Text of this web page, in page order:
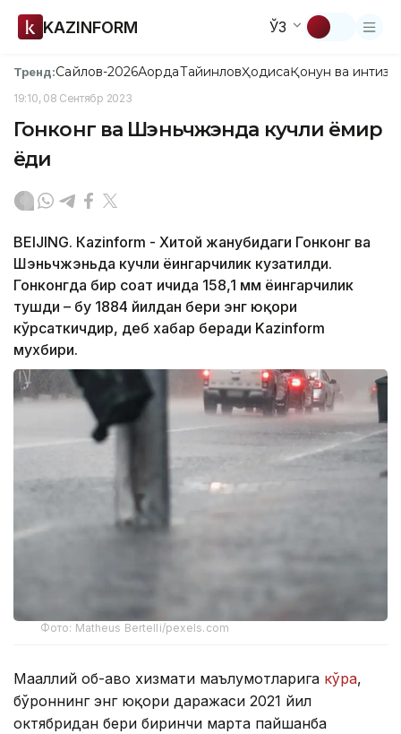
KAZINFORM ЎЗ
Тренд:Сайлов-2026АқордаТайинловҲодисаҚонун ва
19:10, 08 Сентябр 2023
Гонконг ва Шэньчжэнда кучли ёмғир
ёғди
BEIJING. Кazinform - Хитой жанубидаги Гонконг ва
Шэньчжэньда кучли ёғингарчилик кузатилди.
Гонконгда бир соат ичида 158,1 мм ёғингарчилик
тушди – бу 1884 йилдан бери энг юқори
кўрсаткичдир, деб хабар беради Kazinform
мухбири.
Фото: Matheus Bertelli/pexels.com
Маҳаллий об-ҳаво хизмати маълумотларига кўра,
бўроннинг энг юқори даражаси 2021 йил
октябридан бери биринчи марта пайшанба